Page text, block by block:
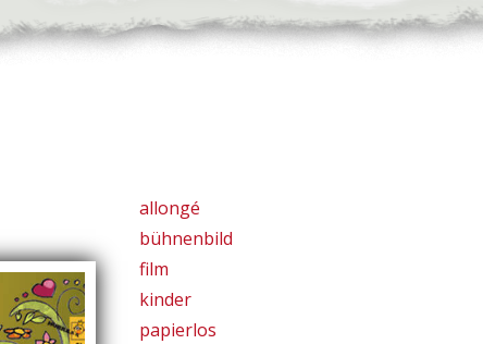
allongé
bühnenbild
film
kinder
papierlos